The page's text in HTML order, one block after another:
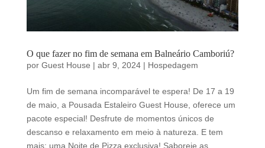
O que fazer no fim de semana em Balneário Camboriú?
por Guest House | abr 9, 2024| Hospedagem
Um fim de semana incomparável te espera! De 17 a 19
de maio, a Pousada Estaleiro Guest House, oferece um
pacote especial! Desfrute de momentos únicos de
descanso e relaxamento em meio à natureza. E tem
mais: uma Noite de Pizza exclusiva! Saboreie as